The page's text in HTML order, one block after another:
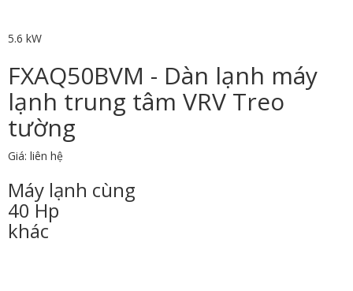
5.6 kW
FXAQ50BVM - Dàn lạnh máy
lạnh trung tâm VRV Treo
tường
Giá: liên hệ
Máy lạnh cùng
40 Hp
khác